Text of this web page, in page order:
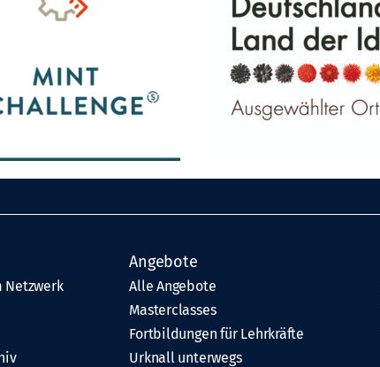
Netzwerk
Angebote
Alle Angebote
Masterclasses
Fortbildungen für Lehrkräfte
Urknall unterwegs